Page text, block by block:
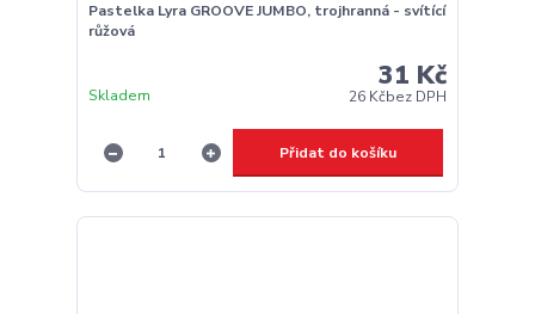
Pastelka Lyra GROOVE JUMBO, trojhranná - svítící
růžová
31 Kč
26 Kčbez DPH
Skladem
Přidat do košíku